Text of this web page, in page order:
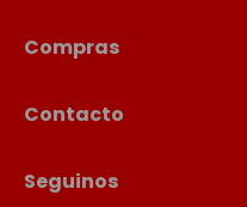
Compras
Contacto
Seguinos